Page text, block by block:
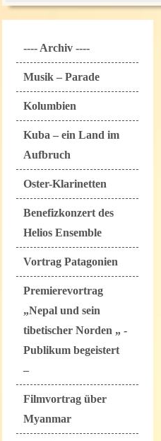
---- Archiv ----
Musik – Parade
Kolumbien
Kuba – ein Land im
Aufbruch
Oster-Klarinetten
Benefizkonzert des
Helios Ensemble
Vortrag Patagonien
Premierevortrag
„Nepal und sein
tibetischer Norden „ -
Publikum begeistert
–
Filmvortrag über
Myanmar